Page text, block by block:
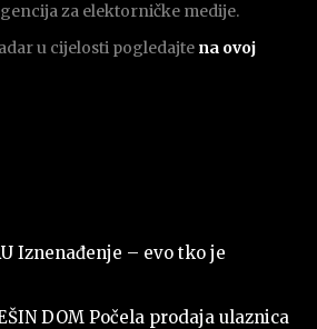
za elektorničke medije.
u cijelosti pogledajte na ovoj
Iznenađenje – evo tko je
DOM Počela prodaja ulaznica